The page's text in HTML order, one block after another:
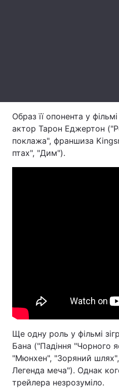
Образ її опонента у
актор Тарон Еджертон
поклажа", франшиза
птах", "Дим").
Ще одну роль у фільмі
Бана ("Падіння "Чорного
"Мюнхен", "Зоряний
Легенда меча"). Однак
трейлера незрозуміло.